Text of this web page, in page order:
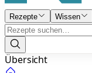
Rezepte Wissen
Übersicht